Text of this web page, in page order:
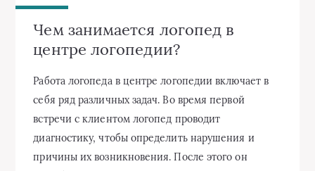
Чем занимается логопед в
центре логопедии?
Работа логопеда в центре логопедии включает в
себя ряд различных задач. Во время первой
встречи с клиентом логопед проводит
диагностику, чтобы определить нарушения и
причины их возникновения. После этого он